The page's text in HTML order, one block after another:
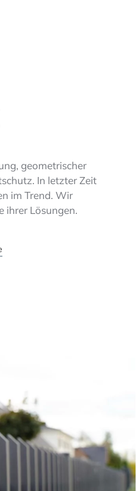
geometrischer
In letzter Zeit
im Trend. Wir
ihrer Lösungen.